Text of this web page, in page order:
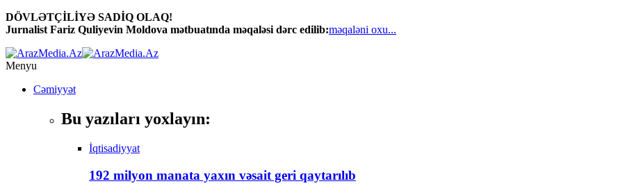
DÖVLƏTÇİLİYƏ SADİQ OLAQ!
Jurnalist Fariz Quliyevin Moldova mətbuatında məqaləsi dərc edilib:məqaləni oxu...
Menyu
Cəmiyyət
Bu yazıları yoxlayın:
İqtisadiyyat
192 milyon manata yaxın vəsait geri qaytarılıb